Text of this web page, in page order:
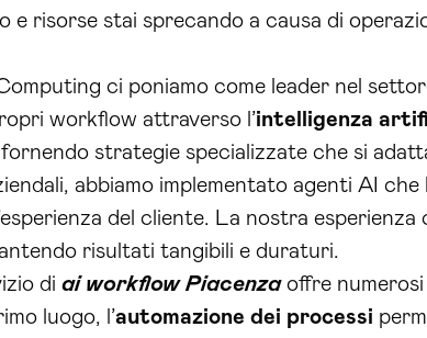
e risorse stai sprecando a causa di
ci poniamo come leader nel
workflow attraverso l’intelligenza
strategie specializzate che si
abbiamo implementato agenti AI che
del cliente. La nostra
risultati tangibili e duraturi.
di ai workflow Piacenzaoffre numerosi
luogo, l’automazione dei processi